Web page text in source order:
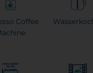
Coffee